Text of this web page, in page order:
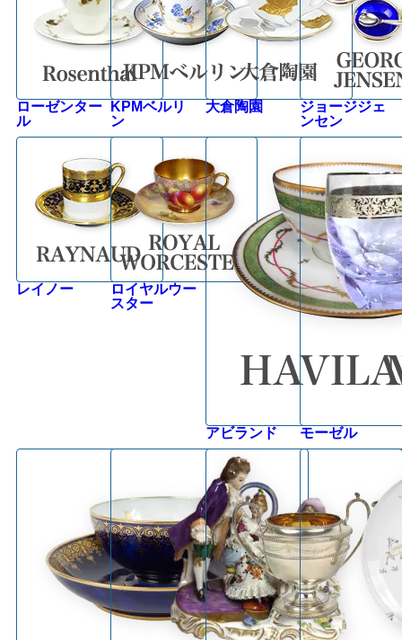
ローゼンター
ル
KPMベルリ
ン
大倉陶園
ジョージジェ
ンセン
レイノー
ロイヤルウー
スター
アビランド モーゼル